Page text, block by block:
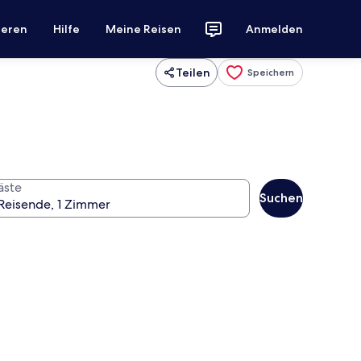
Hilfe Meine Reisen Anmelden
Teilen Speichern
Suchen